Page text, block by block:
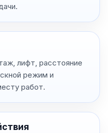
лифт, расстояние
режим и
работ.